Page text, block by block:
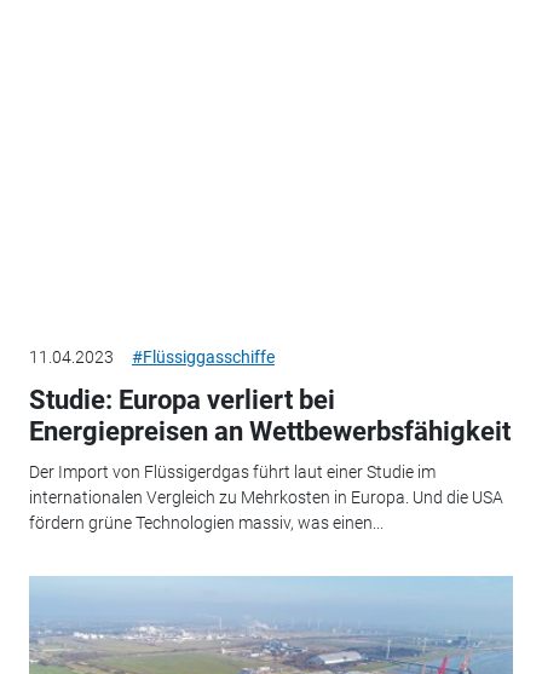
11.04.2023 #Flüssiggasschiffe
Studie: Europa verliert bei
Energiepreisen an Wettbewerbsfähigkeit
Der Import von Flüssigerdgas führt laut einer Studie im
internationalen Vergleich zu Mehrkosten in Europa. Und die USA
fördern grüne Technologien massiv, was einen...